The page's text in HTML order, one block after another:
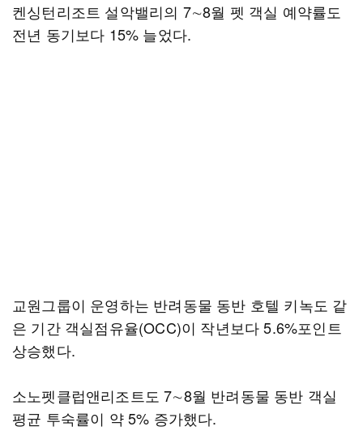
켄싱턴리조트 설악밸리의 7∼8월 펫 객실 예약률도
전년 동기보다 15% 늘었다.
교원그룹이 운영하는 반려동물 동반 호텔 키녹도 같
은 기간 객실점유율(OCC)이 작년보다 5.6%포인트
상승했다.
소노펫클럽앤리조트도 7∼8월 반려동물 동반 객실
평균 투숙률이 약 5% 증가했다.